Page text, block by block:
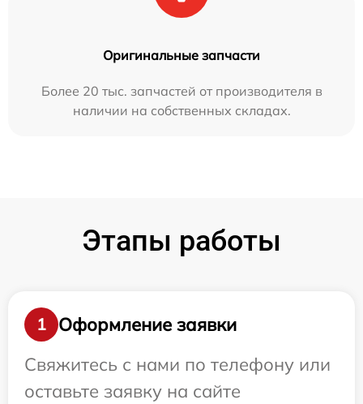
Оригинальные запчасти
Более 20 тыс. запчастей от производителя в
наличии на собственных складах.
Этапы работы
1
Оформление заявки
Свяжитесь с нами по телефону или
оставьте заявку на сайте